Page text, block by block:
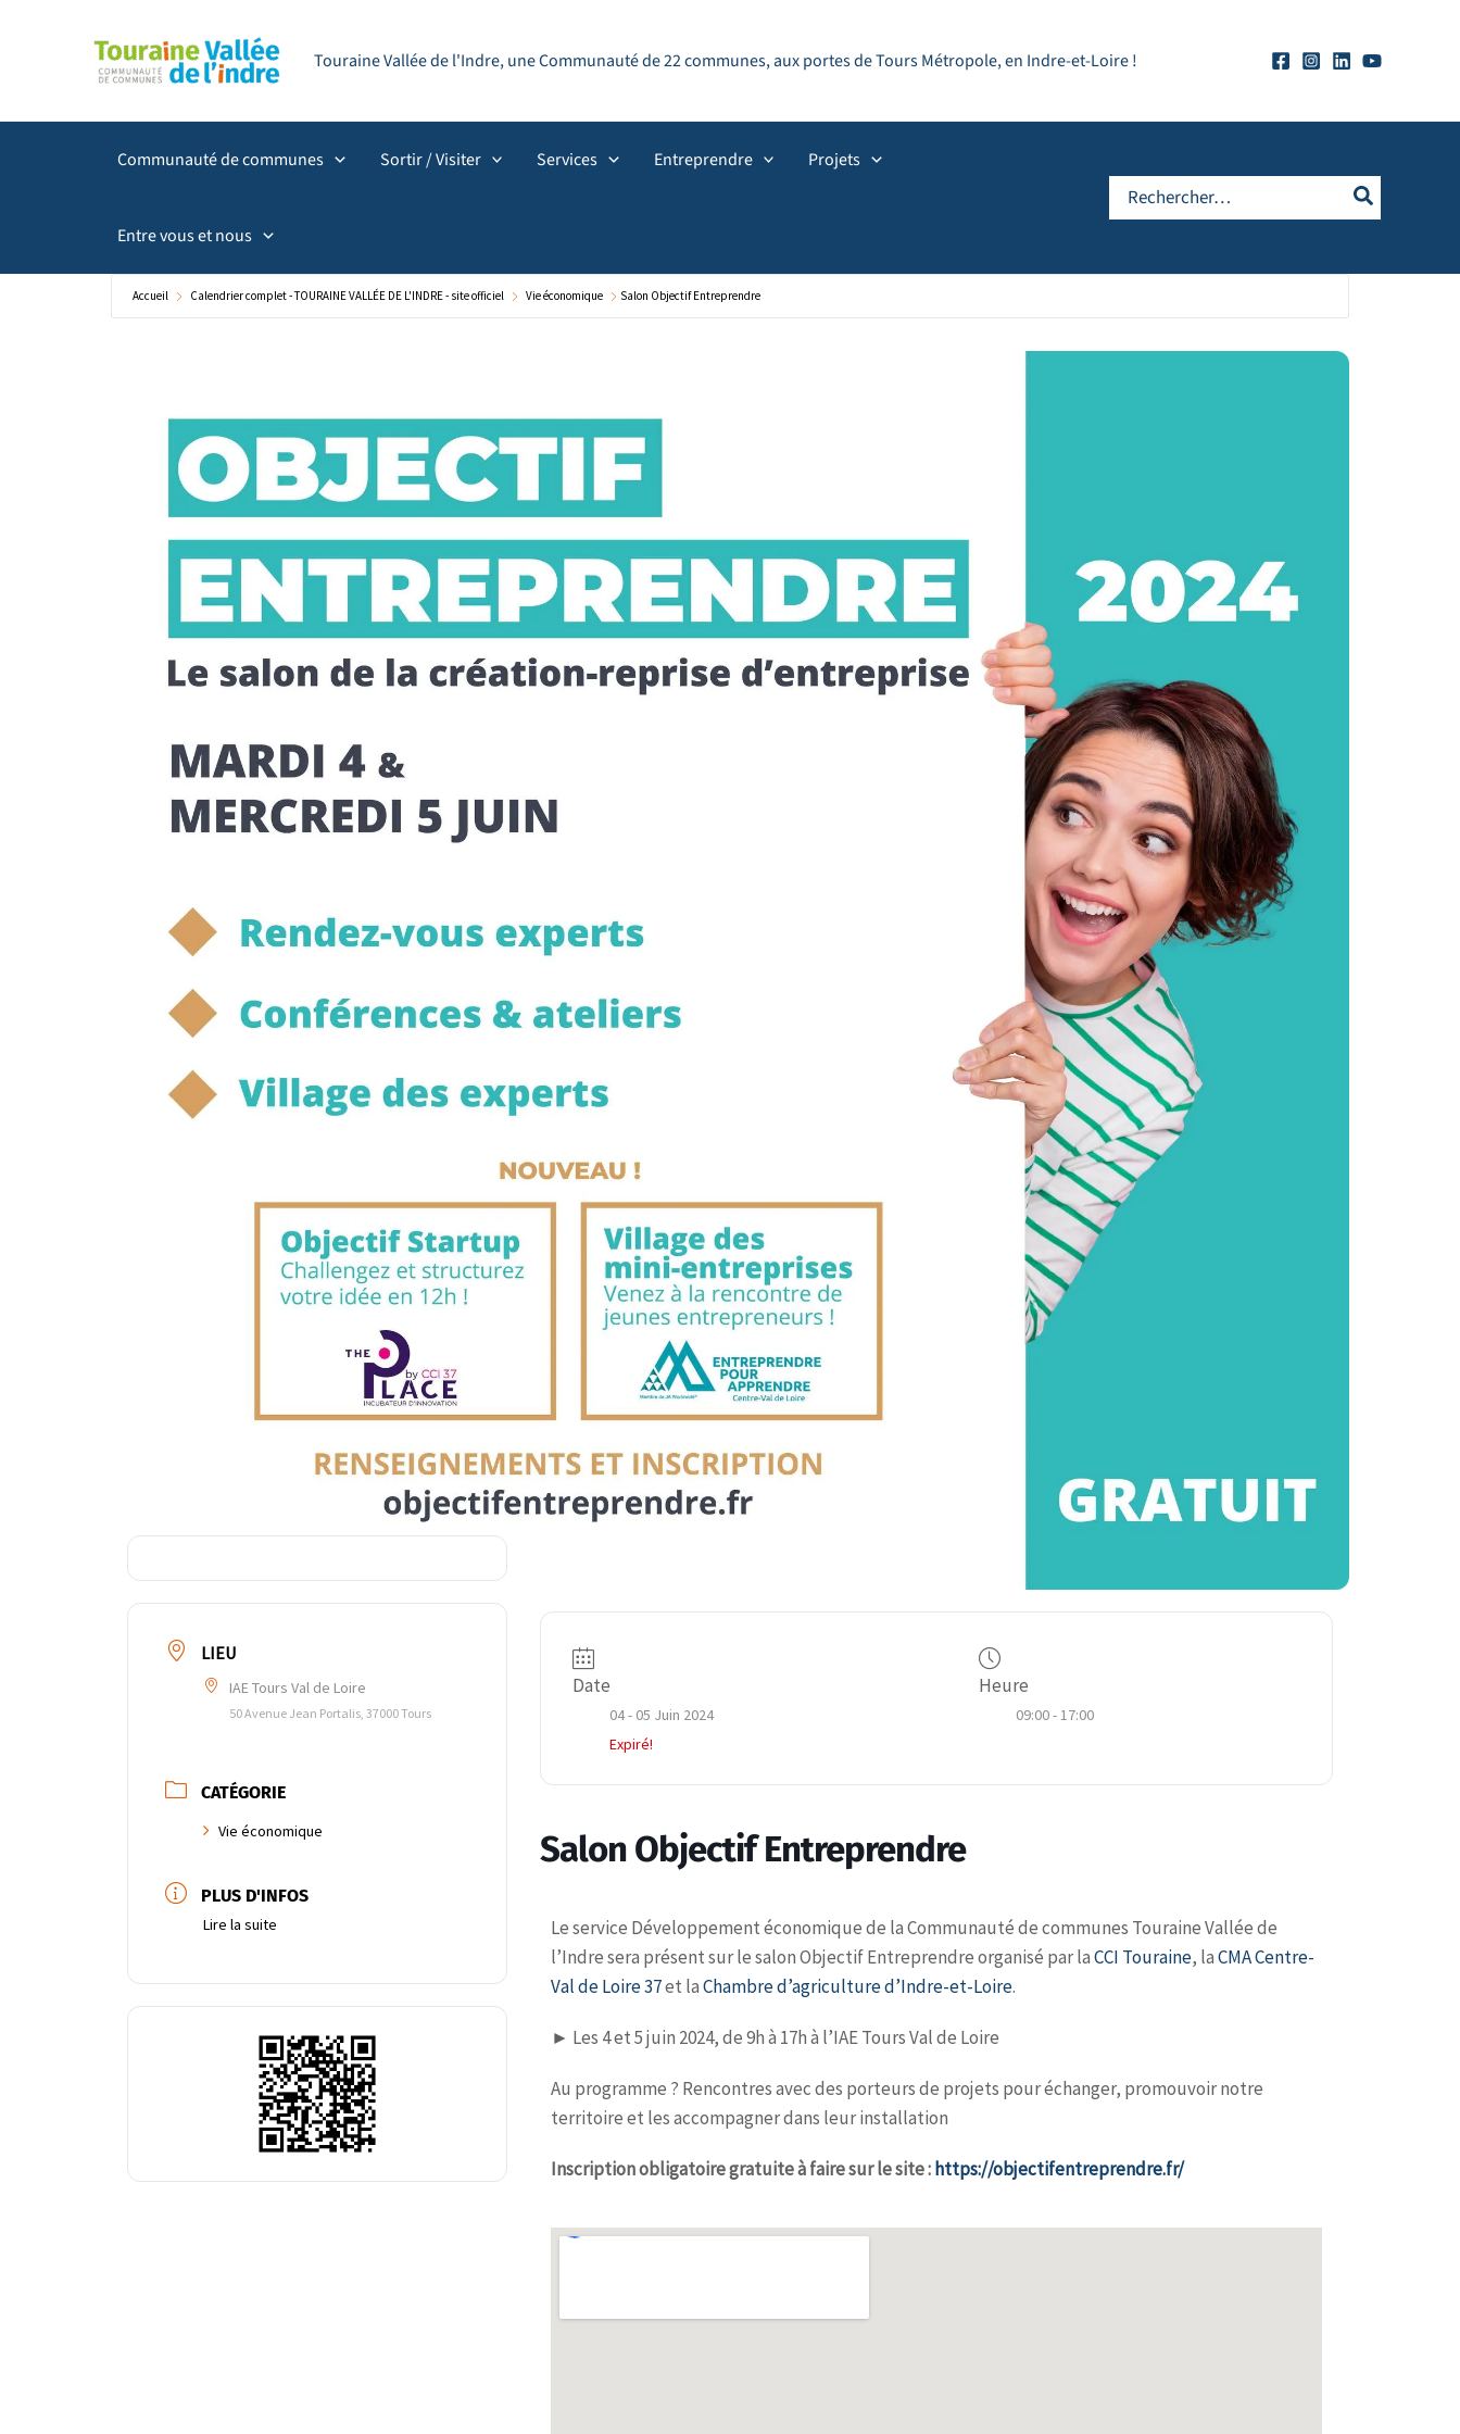
Touraine Vallée de l'Indre, une Communauté de 22 communes, aux portes de Tours Métropole, en Indre-et-Loire !
Communauté de communes Sortir / Visiter Services Entreprendre Projets
Entre vous et nous
Rechercher:
Accueil Calendrier complet - TOURAINE VALLÉE DE L'INDRE - site officiel Vie économique Salon Objectif Entreprendre
LIEU
IAE Tours Val de Loire
50 Avenue Jean Portalis, 37000 Tours
CATÉGORIE
Vie économique
PLUS D'INFOS
Lire la suite
Date
04 - 05 Juin 2024
Expiré!
Heure
09:00 - 17:00
Salon Objectif Entreprendre
Le service Développement économique de la Communauté de communes Touraine Vallée de
l’Indre sera présent sur le salon Objectif Entreprendre organisé par laCCI Touraine, laCMA Centre-
Val de Loire 37et laChambre d’agriculture d’Indre-et-Loire.
► Les 4 et 5 juin 2024, de 9h à 17h à l’IAE Tours Val de Loire
Au programme ? Rencontres avec des porteurs de projets pour échanger, promouvoir notre
territoire et les accompagner dans leur installation
Inscription obligatoire gratuite à faire sur le site : https://objectifentreprendre.fr/